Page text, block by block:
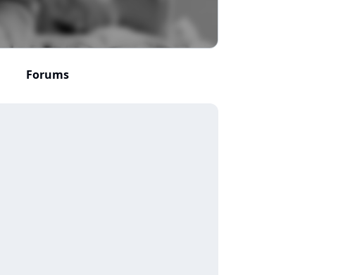
Forums